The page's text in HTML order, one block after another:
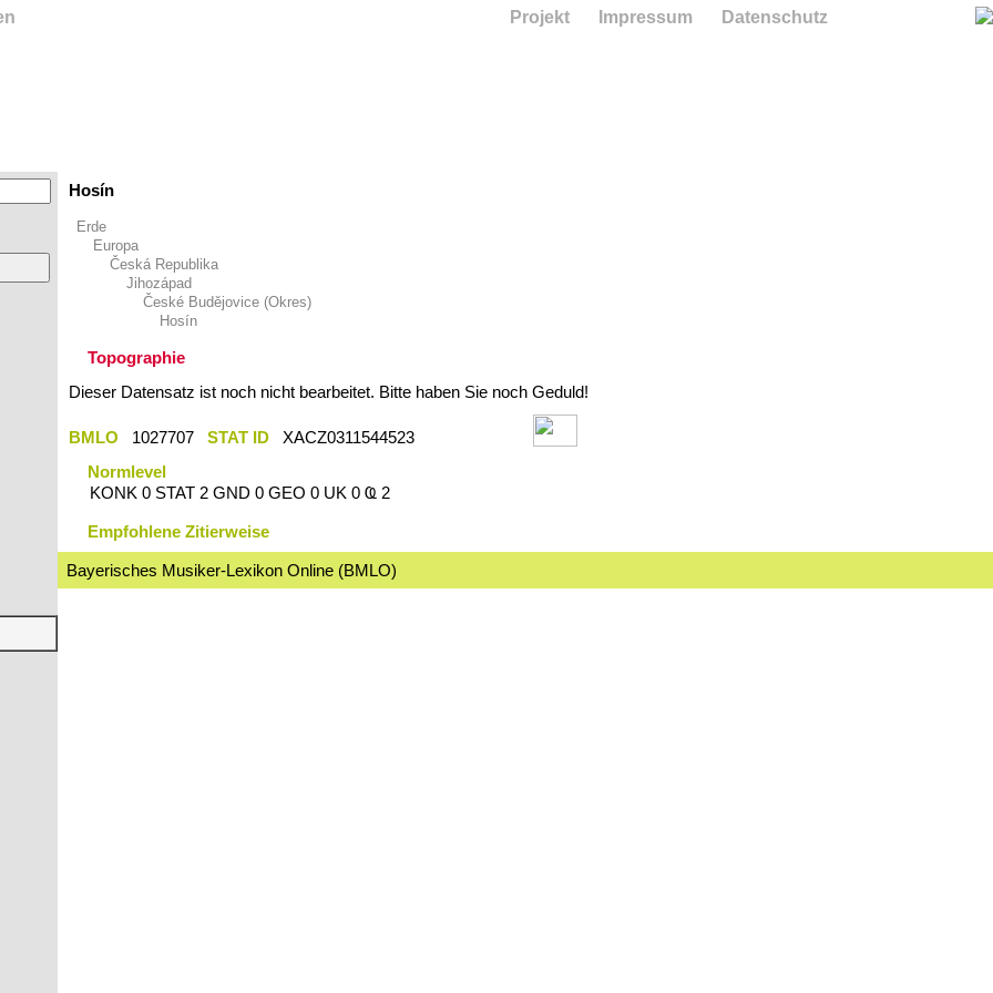
Hosín
Erde
Europa
Česká Republika
Jihozápad
České Budějovice (Okres)
Hosín
Topographie
Dieser Datensatz ist noch nicht bearbeitet. Bitte haben Sie noch Geduld!
BMLO 1027707 STAT ID
XACZ0311544523
Normlevel
KONK 0 STAT 2 GND 0 GEO 0 UK 0 Ҩ 2
Empfohlene Zitierweise
Bayerisches Musiker-Lexikon Online (BMLO)
Projekt Impressum Datenschutz